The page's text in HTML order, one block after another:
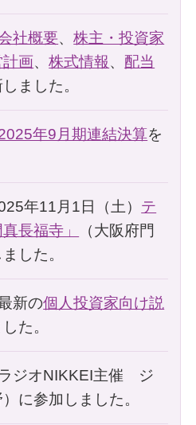
社概要、株主・投資家
計画、株式情報、 配当
ました。
年9月期連結決算を
年11月1日（土） テ
長福寺」
（大阪府門
した。
新の個人投資家向け説
た。
ジオNIKKEI主催 ジ
に参加しました。